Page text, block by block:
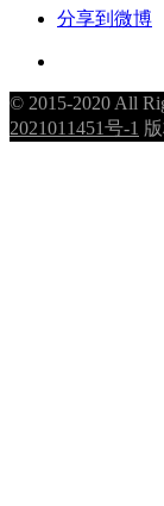
分享到微博
© 2015-2020 All
2021011451号-1